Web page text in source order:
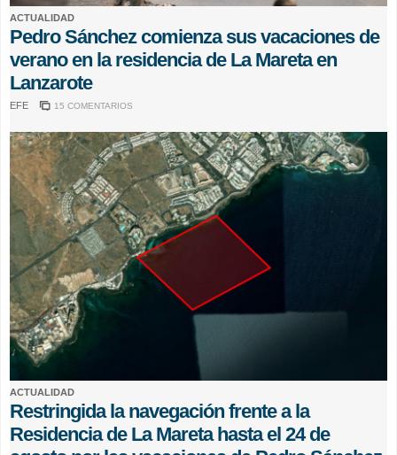
ACTUALIDAD
Pedro Sánchez comienza sus vacaciones de
verano en la residencia de La Mareta en
Lanzarote
EFE 15 COMENTARIOS
ACTUALIDAD
Restringida la navegación frente a la
Residencia de La Mareta hasta el 24 de